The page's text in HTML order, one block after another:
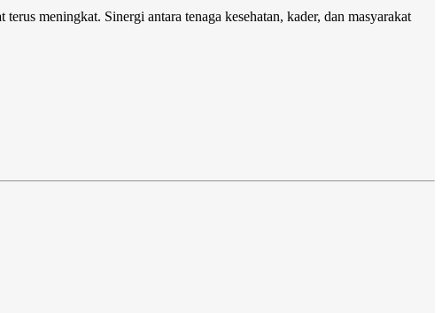
meningkat. Sinergi antara tenaga kesehatan, kader, dan masyarakat